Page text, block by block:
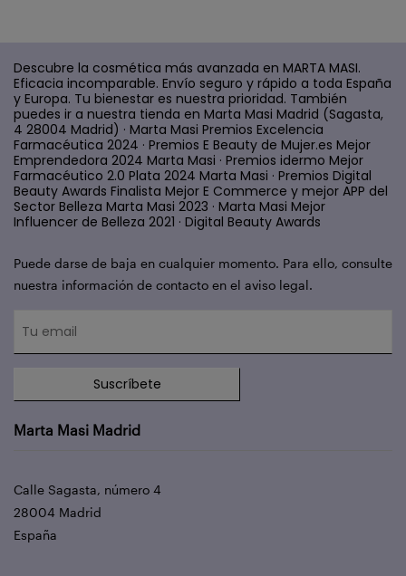
Descubre la cosmética más avanzada en MARTA MASI.
Eficacia incomparable. Envío seguro y rápido a toda España
y Europa. Tu bienestar es nuestra prioridad. También
puedes ir a nuestra tienda en Marta Masi Madrid (Sagasta,
4 28004 Madrid) · Marta Masi Premios Excelencia
Farmacéutica 2024 · Premios E Beauty de Mujer.es Mejor
Emprendedora 2024 Marta Masi · Premios idermo Mejor
Farmacéutico 2.0 Plata 2024 Marta Masi · Premios Digital
Beauty Awards Finalista Mejor E Commerce y mejor APP del
Sector Belleza Marta Masi 2023 · Marta Masi Mejor
Influencer de Belleza 2021 · Digital Beauty Awards
Puede darse de baja en cualquier momento. Para ello, consulte
nuestra información de contacto en el aviso legal.
Suscríbete
Marta Masi Madrid
Calle Sagasta, número 4
28004 Madrid
España